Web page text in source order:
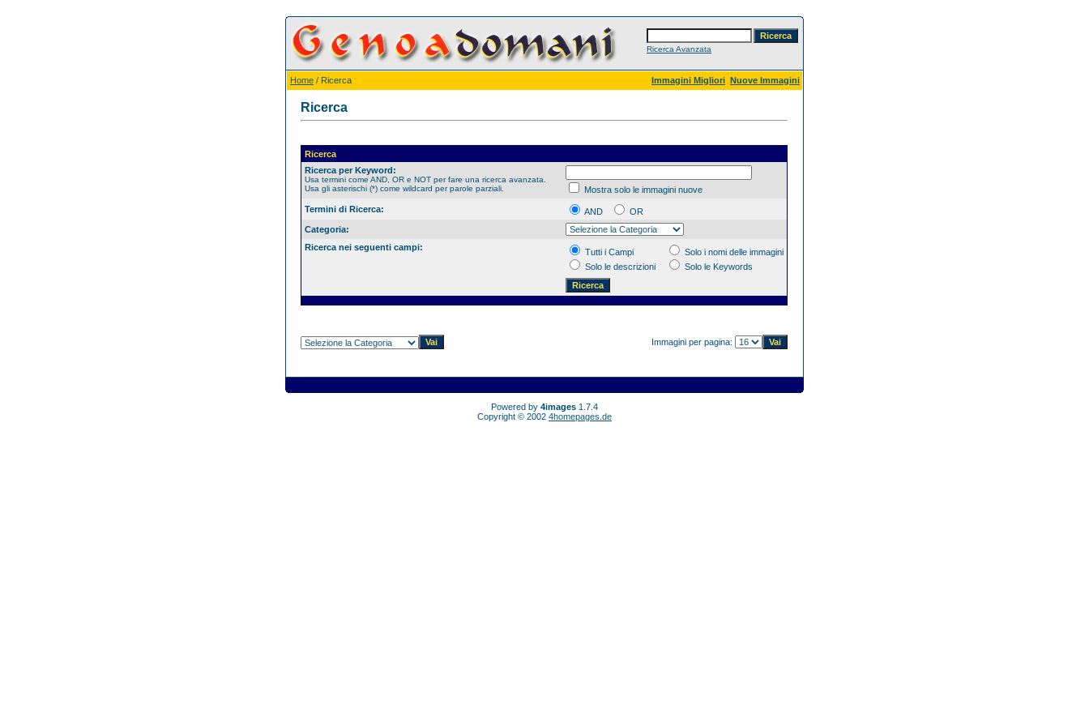
Ricerca Avanzata
Home / Ricerca Immagini Migliori Nuove Immagini
Ricerca
Ricerca
Ricerca per Keyword:
Usa termini come AND, OR e NOT per fare una ricerca avanzata.
Usa gli asterischi (*) come wildcard per parole parziali.
Mostra solo le immagini nuove
Termini di Ricerca:
AND
OR
Categoria:
Ricerca nei seguenti campi:
Tutti i Campi
Solo i nomi delle immagini
Solo le descrizioni
Solo le Keywords
Immagini per pagina:
Powered by 4images 1.7.4
Copyright © 2002 4homepages.de